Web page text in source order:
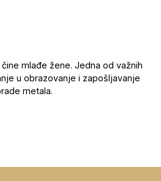
mlađe žene. Jedna od važnih
u obrazovanje i zapošljavanje
metala.